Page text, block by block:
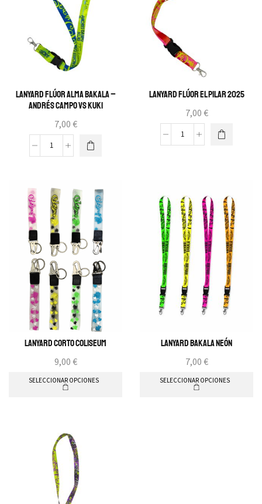
Lanyard Flúor Alma Bakala –
Andrés Campo vs Kuki
7,00 €
Lanyard Flúor El Pilar 2025
7,00 €
Lanyard Corto Coliseum
9,00 €
SELECCIONAR OPCIONES
Lanyard BAKALA Neón
7,00 €
SELECCIONAR OPCIONES